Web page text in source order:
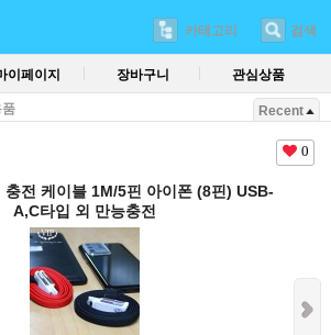
카테고리 검색
이페이지 장바구니 관심상품
품 Recent
0
전 케이블 1M/5핀 아이폰 (8핀) USB-
A,C타입 외 만능충전